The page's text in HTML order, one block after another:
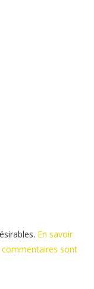
En savoir
sont